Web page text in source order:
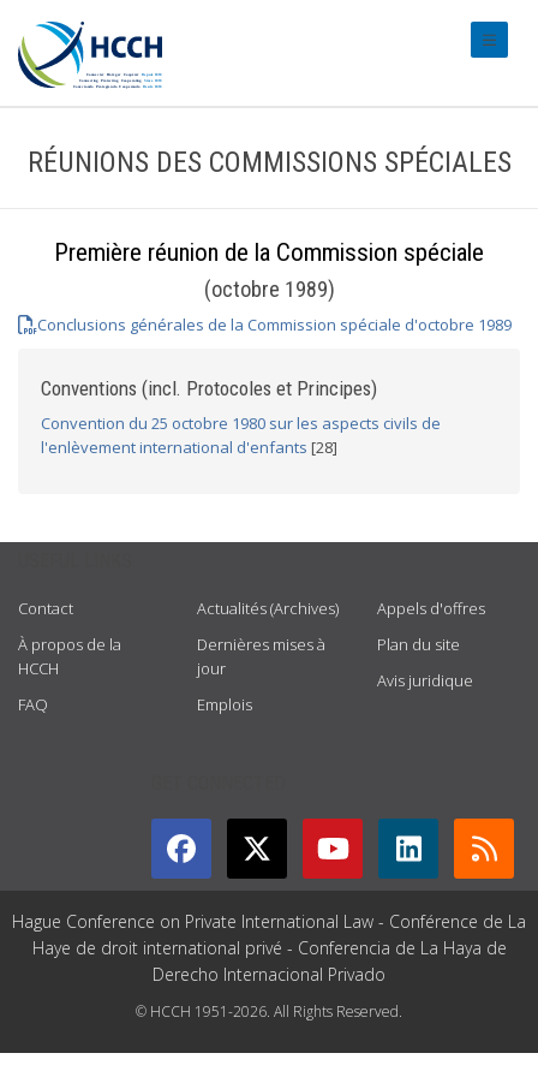
RÉUNIONS DES COMMISSIONS SPÉCIALES
Première réunion de la Commission spéciale
(octobre 1989)
Conclusions générales de la Commission spéciale d'octobre 1989
Conventions (incl. Protocoles et Principes)
Convention du 25 octobre 1980 sur les aspects civils de
l'enlèvement international d'enfants [28]
Contact
À propos de la
HCCH
FAQ
Actualités (Archives)
Dernières mises à
jour
Emplois
Appels d'offres
Plan du site
Avis juridique
Hague Conference on Private International Law - Conférence de La
Haye de droit international privé - Conferencia de La Haya de
Derecho Internacional Privado
© HCCH 1951-2026. All Rights Reserved.